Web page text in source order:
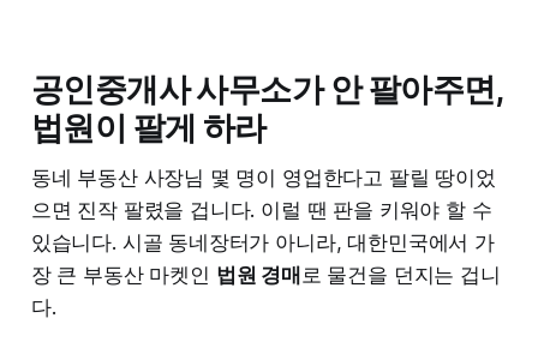
공인중개사 사무소가 안 팔아주면,
법원이 팔게 하라
동네 부동산 사장님 몇 명이 영업한다고 팔릴 땅이었
으면 진작 팔렸을 겁니다. 이럴 땐 판을 키워야 할 수
있습니다. 시골 동네장터가 아니라, 대한민국에서 가
장 큰 부동산 마켓인 법원 경매 로 물건을 던지는 겁니
다.